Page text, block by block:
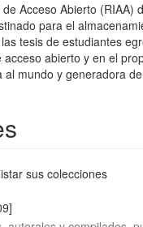
Acceso Abierto
para el
tesis de estudiantes
abierto y en el
mundo y generadora
sus colecciones